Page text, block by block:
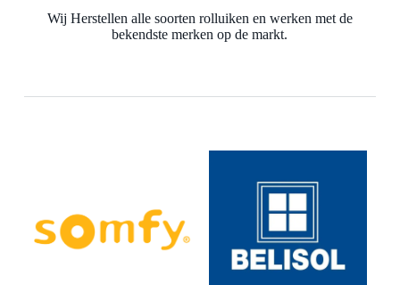
Wij Herstellen alle soorten rolluiken en werken met de
bekendste merken op de markt.